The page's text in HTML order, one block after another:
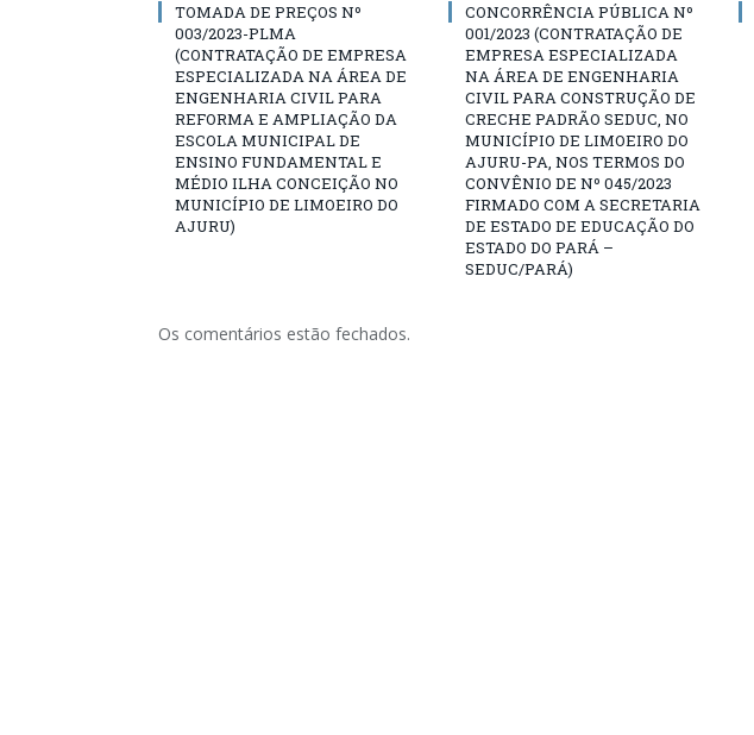
TOMADA DE PREÇOS Nº
003/2023-PLMA
(CONTRATAÇÃO DE EMPRESA
ESPECIALIZADA NA ÁREA DE
ENGENHARIA CIVIL PARA
REFORMA E AMPLIAÇÃO DA
ESCOLA MUNICIPAL DE
ENSINO FUNDAMENTAL E
MÉDIO ILHA CONCEIÇÃO NO
MUNICÍPIO DE LIMOEIRO DO
AJURU)
CONCORRÊNCIA PÚBLICA Nº
001/2023 (CONTRATAÇÃO DE
EMPRESA ESPECIALIZADA
NA ÁREA DE ENGENHARIA
CIVIL PARA CONSTRUÇÃO DE
CRECHE PADRÃO SEDUC, NO
MUNICÍPIO DE LIMOEIRO DO
AJURU-PA, NOS TERMOS DO
CONVÊNIO DE Nº 045/2023
FIRMADO COM A SECRETARIA
DE ESTADO DE EDUCAÇÃO DO
ESTADO DO PARÁ –
SEDUC/PARÁ)
Os comentários estão fechados.